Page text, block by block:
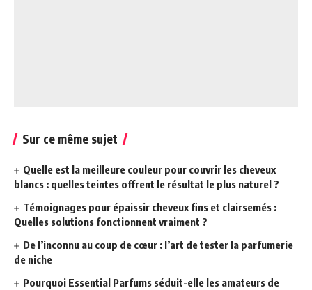
Sur ce même sujet
Quelle est la meilleure couleur pour couvrir les cheveux
blancs : quelles teintes offrent le résultat le plus naturel ?
Témoignages pour épaissir cheveux fins et clairsemés :
Quelles solutions fonctionnent vraiment ?
De l’inconnu au coup de cœur : l’art de tester la parfumerie
de niche
Pourquoi Essential Parfums séduit-elle les amateurs de